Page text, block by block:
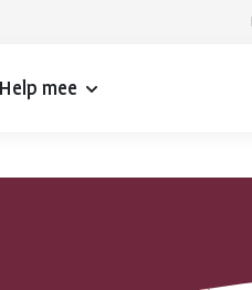
mee